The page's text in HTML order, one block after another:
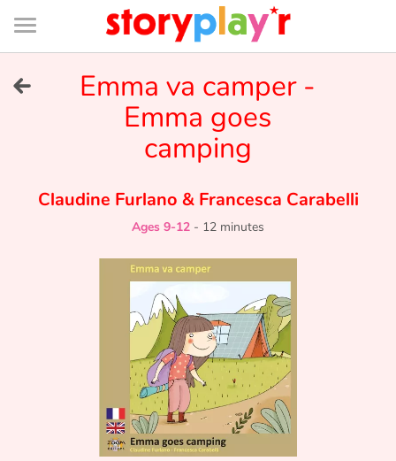
Connexion
Bibliothèque
de
page
Tales and classics in french
Fable, myth, literature and poetry
Princesses and princes, kings, queens and dragons
Emma va camper -
Emma goes
camping
Claudine Furlano &Francesca Carabelli
Ages 9-12 - 12 minutes